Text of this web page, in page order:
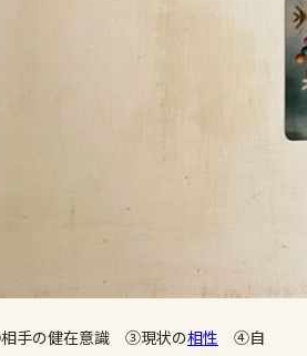
手の健在意識 ③現状の相性 ④自